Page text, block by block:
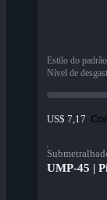
Estilo do padrão
Nível de
US$ 7,17
UMP-45 |